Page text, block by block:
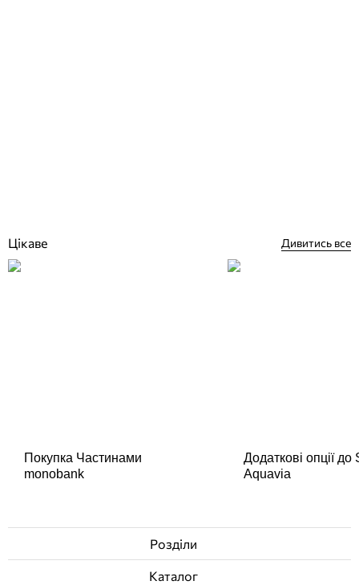
Цікаве Дивитись все
Покупка Частинами
monobank
Додаткові опції
Aquavia
Розділи
Каталог